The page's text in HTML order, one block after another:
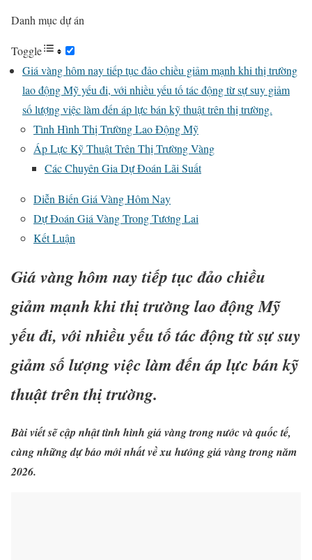
Danh mục dự án
Toggle
Giá vàng hôm nay tiếp tục đảo chiều giảm mạnh khi thị trường
lao động Mỹ yếu đi, với nhiều yếu tố tác động từ sự suy giảm
số lượng việc làm đến áp lực bán kỹ thuật trên thị trường.
Tình Hình Thị Trường Lao Động Mỹ
Áp Lực Kỹ Thuật Trên Thị Trường Vàng
Các Chuyên Gia Dự Đoán Lãi Suất
Diễn Biến Giá Vàng Hôm Nay
Dự Đoán Giá Vàng Trong Tương Lai
Kết Luận
Giá vàng hôm nay tiếp tục đảo chiều
giảm mạnh khi thị trường lao động Mỹ
yếu đi, với nhiều yếu tố tác động từ sự suy
giảm số lượng việc làm đến áp lực bán kỹ
thuật trên thị trường.
Bài viết sẽ cập nhật tình hình giá vàng trong nước và quốc tế,
cùng những dự báo mới nhất về xu hướng giá vàng trong năm
2026.